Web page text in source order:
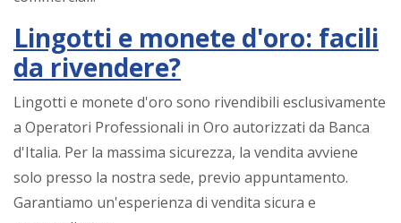
Lingotti e monete d'oro: facili
da rivendere?
Lingotti e monete d'oro sono rivendibili esclusivamente
a Operatori Professionali in Oro autorizzati da Banca
d'Italia. Per la massima sicurezza, la vendita avviene
solo presso la nostra sede, previo appuntamento.
Garantiamo un'esperienza di vendita sicura e